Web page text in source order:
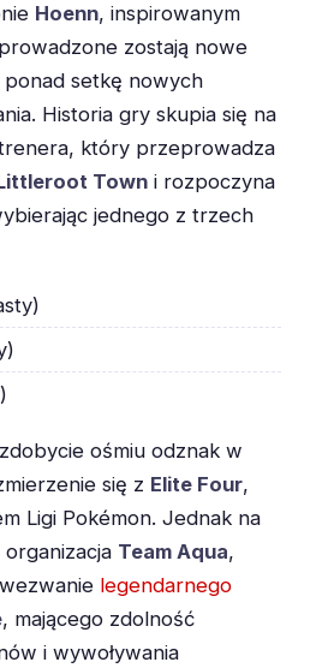
Hoenn, inspirowanym
zostają nowe
ponad setkę nowych
Historia gry skupia się na
który przeprowadza
Town i rozpoczyna
jednego z trzech
ośmiu odznak w
się z Elite Four,
Ligi Pokémon. Jednak na
Team Aqua,
legendarnego
, mającego zdolność
i wywoływania